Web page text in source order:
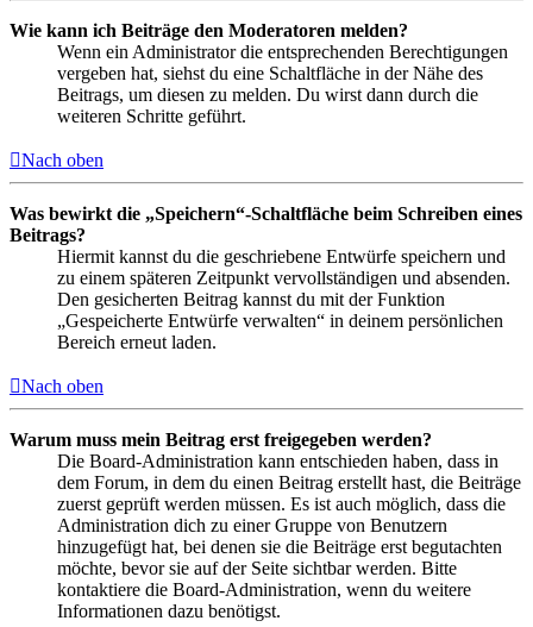
Wie kann ich Beiträge den Moderatoren melden?
Wenn ein Administrator die entsprechenden Berechtigungen
vergeben hat, siehst du eine Schaltfläche in der Nähe des
Beitrags, um diesen zu melden. Du wirst dann durch die
weiteren Schritte geführt.
Nach oben
Was bewirkt die „Speichern“-Schaltfläche beim Schreiben eines
Beitrags?
Hiermit kannst du die geschriebene Entwürfe speichern und
zu einem späteren Zeitpunkt vervollständigen und absenden.
Den gesicherten Beitrag kannst du mit der Funktion
„Gespeicherte Entwürfe verwalten“ in deinem persönlichen
Bereich erneut laden.
Nach oben
Warum muss mein Beitrag erst freigegeben werden?
Die Board-Administration kann entschieden haben, dass in
dem Forum, in dem du einen Beitrag erstellt hast, die Beiträge
zuerst geprüft werden müssen. Es ist auch möglich, dass die
Administration dich zu einer Gruppe von Benutzern
hinzugefügt hat, bei denen sie die Beiträge erst begutachten
möchte, bevor sie auf der Seite sichtbar werden. Bitte
kontaktiere die Board-Administration, wenn du weitere
Informationen dazu benötigst.